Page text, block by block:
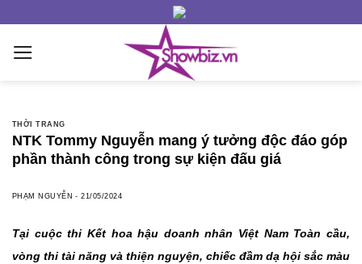
content
THỜI TRANG
NTK Tommy Nguyễn mang ý tưởng độc đáo góp
phần thành công trong sự kiện đấu giá
PHẠM NGUYỄN -21/05/2024
Tại cuộc thi Kết hoa hậu doanh nhân Việt Nam Toàn cầu,
vòng thi tài năng và thiện nguyện, chiếc đầm dạ hội sắc màu